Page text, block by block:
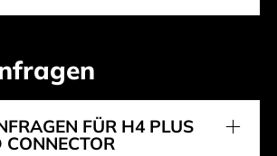
FÜR H4 PLUS